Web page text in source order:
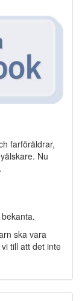
farföräldrar,
Nu
ska vara
till att det inte